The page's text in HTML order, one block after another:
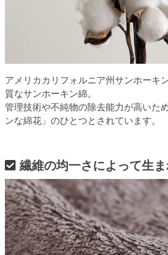
アメリカカリフォルニア州サンホーキ
質なサンホーキン綿。
管理技術や不純物の除去能力が高いた
ンな綿花」のひとつとされています。
繊維の均一さによって生